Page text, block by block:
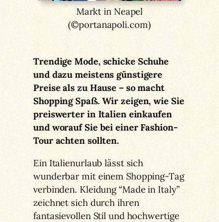
Markt in Neapel
(©portanapoli.com)
Trendige Mode, schicke Schuhe
und dazu meistens günstigere
Preise als zu Hause – so macht
Shopping Spaß. Wir zeigen, wie Sie
preiswerter in Italien einkaufen
und worauf Sie bei einer Fashion-
Tour achten sollten.
Ein Italienurlaub lässt sich
wunderbar mit einem Shopping-Tag
verbinden. Kleidung “Made in Italy”
zeichnet sich durch ihren
fantasievollen Stil und hochwertige